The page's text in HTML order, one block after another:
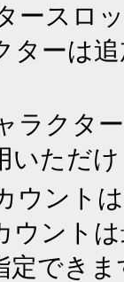
ースロ
ターは
ラクタ
いただ
ウント
ウント
定できま